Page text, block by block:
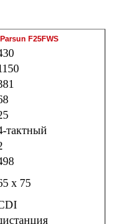
Parsun F25FWS
тактный
х 75